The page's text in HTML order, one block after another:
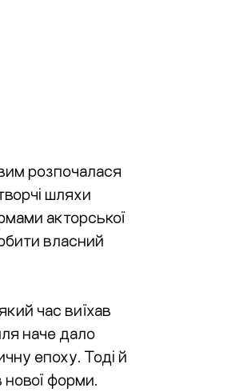
розпочалася
шляхи
акторської
власний
час виїхав
наче дало
епоху. Тоді й
форми.